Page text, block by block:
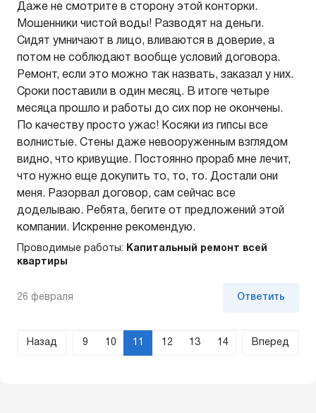
Даже не смотрите в сторону этой конторки.
Мошенники чистой воды! Разводят на деньги.
Сидят умничают в лицо, вливаются в доверие, а
потом не соблюдают вообще условий договора.
Ремонт, если это можно так назвать, заказал у них.
Сроки поставили в один месяц. В итоге четыре
месяца прошло и работы до сих пор не окончены.
По качеству просто ужас! Косяки из гипсы все
волнистые. Стены даже невооруженным взглядом
видно, что кривущие. Постоянно прораб мне лечит,
что нужно еще докупить то, то, то. Достали они
меня. Разорвал договор, сам сейчас все
доделываю. Ребята, бегите от предложений этой
компании. Искренне рекомендую.
Проводимые работы:
Капитальный ремонт всей
квартиры
26 февраля Ответить
Назад 9 10 11 12 13 14 Вперед